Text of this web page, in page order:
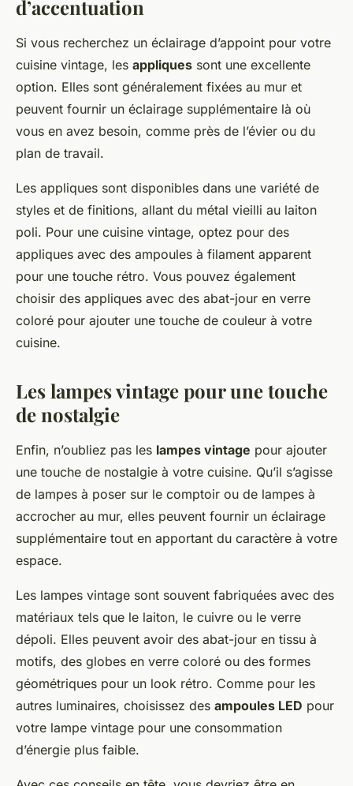
d’accentuation
Si vous recherchez un éclairage d’appoint pour votre
cuisine vintage, les appliques sont une excellente
option. Elles sont généralement fixées au mur et
peuvent fournir un éclairage supplémentaire là où
vous en avez besoin, comme près de l’évier ou du
plan de travail.
Les appliques sont disponibles dans une variété de
styles et de finitions, allant du métal vieilli au laiton
poli. Pour une cuisine vintage, optez pour des
appliques avec des ampoules à filament apparent
pour une touche rétro. Vous pouvez également
choisir des appliques avec des abat-jour en verre
coloré pour ajouter une touche de couleur à votre
cuisine.
Les lampes vintage pour une touche
de nostalgie
Enfin, n’oubliez pas les lampes vintage pour ajouter
une touche de nostalgie à votre cuisine. Qu’il s’agisse
de lampes à poser sur le comptoir ou de lampes à
accrocher au mur, elles peuvent fournir un éclairage
supplémentaire tout en apportant du caractère à votre
espace.
Les lampes vintage sont souvent fabriquées avec des
matériaux tels que le laiton, le cuivre ou le verre
dépoli. Elles peuvent avoir des abat-jour en tissu à
motifs, des globes en verre coloré ou des formes
géométriques pour un look rétro. Comme pour les
autres luminaires, choisissez des ampoules LED pour
votre lampe vintage pour une consommation
d’énergie plus faible.